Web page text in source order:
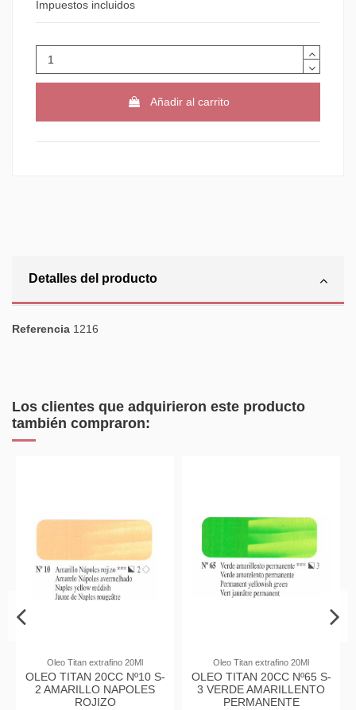
Impuestos incluidos
Añadir al carrito
Detalles del producto
Referencia 1216
Los clientes que adquirieron este producto
también compraron:
Oleo Titan extrafino 20Ml
OLEO TITAN 20CC Nº10 S-
2 AMARILLO NAPOLES
ROJIZO
Oleo Titan extrafino 20Ml
OLEO TITAN 20CC Nº65 S-
3 VERDE AMARILLENTO
PERMANENTE